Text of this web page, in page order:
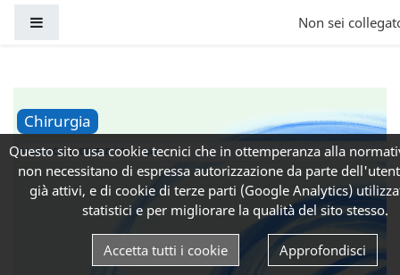
Non sei
Chirurgia
Home Corsi CliniFAD Chirurgia
Questo sito usa cookie tecnici che in ottemperanza alla
non necessitano di espressa autorizzazione da parte
già attivi, e di cookie di terze parti (Google Analytics)
statistici e per migliorare la qualità del sito stesso.
Accetta tutti i cookie Approfondisci